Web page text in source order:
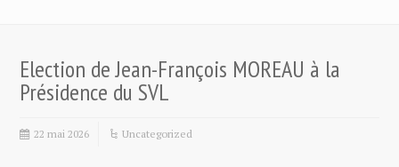
Election de Jean-François MOREAU à la
Présidence du SVL
22 mai 2026 Uncategorized